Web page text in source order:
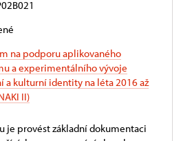
na podporu aplikovaného
a experimentálního vývoje
a kulturní identity na léta 2016 až
II)
je provést základní dokumentaci